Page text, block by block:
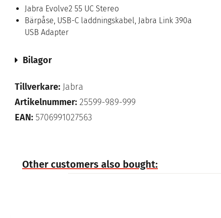
Jabra Evolve2 55 UC Stereo
Bärpåse, USB-C laddningskabel, Jabra Link 390a
USB Adapter
Bilagor
Tillverkare: Jabra
Artikelnummer: 25599-989-999
EAN: 5706991027563
Other customers also bought: